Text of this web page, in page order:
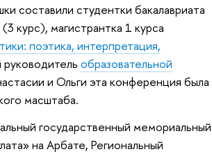
составили студентки бакалавриата
курс), магистрантка 1 курса
поэтика, интерпретация,
образовательной
и Ольги эта конференция была
масштаба.
государственный мемориальный
на Арбате, Региональный